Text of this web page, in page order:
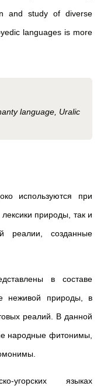
and study of diverse
languages is more
language, Uralic
используются при
природы, так и
реалии, созданные
в составе
неживой природы, в
реалий. В данной
народные фитонимы,
языках